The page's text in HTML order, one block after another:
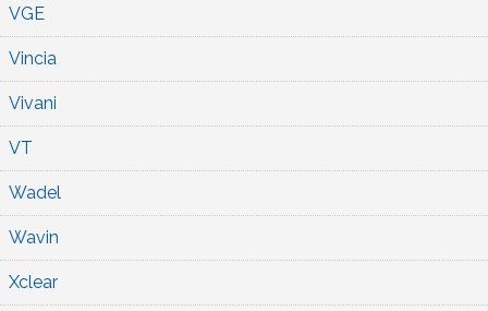
VGE
Vincia
Vivani
VT
Wadel
Wavin
Xclear